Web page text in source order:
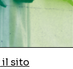
il sito